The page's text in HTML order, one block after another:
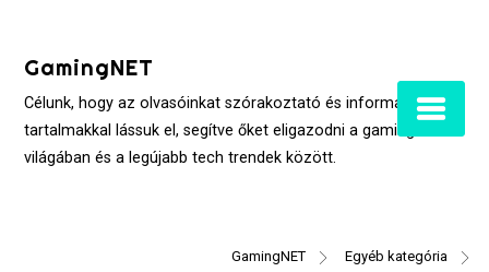
contentGamingNET
Célunk, hogy az olvasóinkat szórakoztató és informatív
tartalmakkal lássuk el, segítve őket eligazodni a gaming
világában és a legújabb tech trendek között.
GamingNET
Egyéb kategória